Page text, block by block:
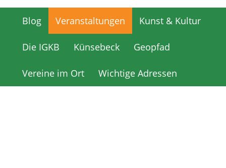
Blog Veranstaltungen Kunst & Kultur
Die IGKB Künsebeck Geopfad
Vereine im Ort Wichtige Adressen